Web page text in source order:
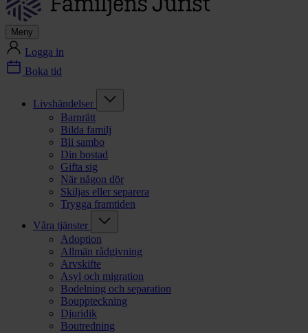
Meny
Logga in
Boka tid
Livshändelser
Barnrätt
Bilda familj
Bli sambo
Din bostad
Gifta sig
När någon dör
Skiljas eller separera
Trygga framtiden
Våra tjänster
Adoption
Allmän rådgivning
Arvskifte
Asyl och migration
Bodelning och separation
Bouppteckning
Djuridik
Boutredning